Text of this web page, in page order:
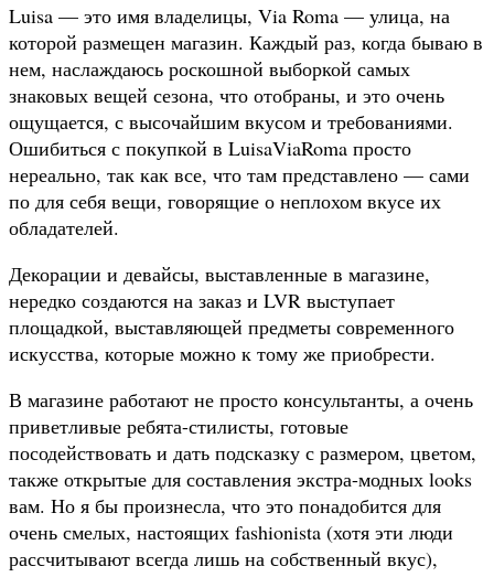
Luisa — это имя владелицы, Via Roma — улица, на
которой размещен магазин. Каждый раз, когда бываю в
нем, наслаждаюсь роскошной выборкой самых
знаковых вещей сезона, что отобраны, и это очень
ощущается, с высочайшим вкусом и требованиями.
Ошибиться с покупкой в LuisaViaRoma просто
нереально, так как все, что там представлено — сами
по для себя вещи, говорящие о неплохом вкусе их
обладателей.
Декорации и девайсы, выставленные в магазине,
нередко создаются на заказ и LVR выступает
площадкой, выставляющей предметы современного
искусства, которые можно к тому же приобрести.
В магазине работают не просто консультанты, а очень
приветливые ребята-стилисты, готовые
посодействовать и дать подсказку с размером, цветом,
также открытые для составления экстра-модных looks
вам. Но я бы произнесла, что это понадобится для
очень смелых, настоящих fashionista (хотя эти люди
рассчитывают всегда лишь на собственный вкус),